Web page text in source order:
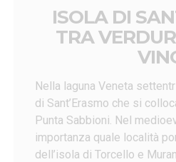
ISOLA DI
TRA
Nella laguna Veneta
di Sant’Erasmo che si
Punta Sabbioni. Nel
importanza quale località
dell’isola di Torcello e